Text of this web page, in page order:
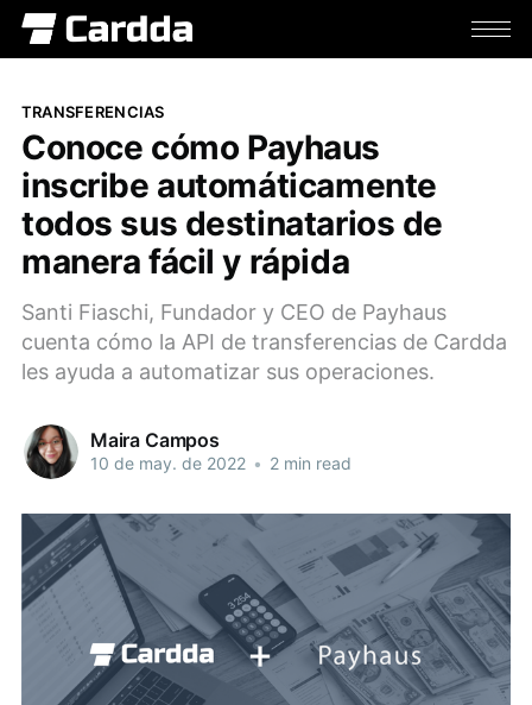
TRANSFERENCIAS
Conoce cómo Payhaus
inscribe automáticamente
todos sus destinatarios de
manera fácil y rápida
Santi Fiaschi, Fundador y CEO de Payhaus
cuenta cómo la API de transferencias de Cardda
les ayuda a automatizar sus operaciones.
Maira Campos
10 de may. de 2022 • 2 min read